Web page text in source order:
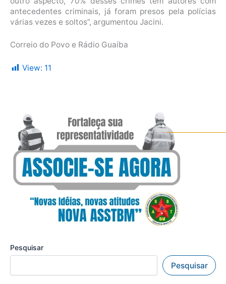
antecedentes criminais, já foram presos pela polícias
várias vezes e soltos”, argumentou Jacini.
Correio do Povo e Rádio Guaíba
View: 11
Pesquisar
Pesquisar